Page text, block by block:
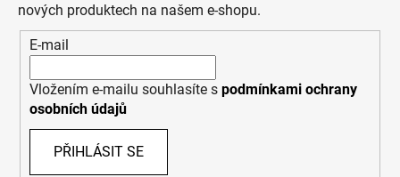
nových produktech na našem e-shopu.
E-mail
Vložením e-mailu souhlasíte s podmínkami ochrany
osobních údajů
PŘIHLÁSIT SE